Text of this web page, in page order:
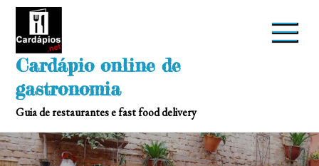
Skip
Cardápio online de
gastronomia
Guia de restaurantes e fast food delivery